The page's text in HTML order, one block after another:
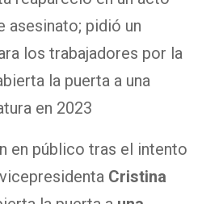
asesinato; pidió un
los trabajadores por la
la puerta a una
en 2023
en público tras el intento
Cristina